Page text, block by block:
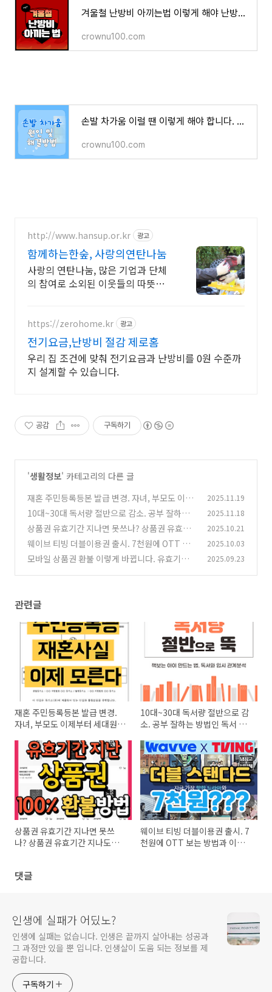
겨울철 난방비 아끼는법 이렇게 해야 난방비 폭탄 피합니다.
crownu100.com
손발 차가움 이럴 땐 이렇게 해야 합니다. 수족냉증 해결법
crownu100.com
http://www.hansup.or.kr 광고
함께하는한숲, 사랑의연탄나눔
사랑의 연탄나눔, 많은 기업과 단체
의 참여로 소외된 이웃들의 따뜻한
https://zerohome.kr 광고
전기요금,난방비 절감 제로홈
우리 집 조건에 맞춰 전기요금과 난방비를 0원 수준까
지 설계할 수 있습니다.
공감 구독하기
'생활정보' 카테고리의 다른 글
재혼 주민등록등본 발급 변경. 자녀, 부모도 이제
부터 세대원, 동거인 표기
(0)
2025.11.19
10대~30대 독서량 절반으로 감소. 공부 잘하는
방법인 독서 시키는 법 (0)
2025.11.18
상품권 유효기간 지나면 못쓰나? 상품권 유효기
간 지나도 100% 환불받는 법
(0)
2025.10.21
웨이브 티빙 더블이용권 출시. 7천원에 OTT 보
는 방법과 이벤트 (0)
2025.10.03
모바일 상품권 환불 이렇게 바뀝니다. 유효기간
2025.09.23
관련글
재혼 주민등록등본 발급 변경.
자녀, 부모도 이제부터 세대원,
10대~30대 독서량 절반으로 감
소. 공부 잘하는 방법인 독서 시
상품권 유효기간 지나면 못쓰
나? 상품권 유효기간 지나도
웨이브 티빙 더블이용권 출시. 7
천원에 OTT 보는 방법과 이벤
댓글
인생에 실패가 어딨노?
인생에 실패는 없습니다. 인생은 끝까지 살아내는 성공과
그 과정만 있을 뿐 입니다. 인생살이 도움 되는 정보를 제
공합니다.
구독하기